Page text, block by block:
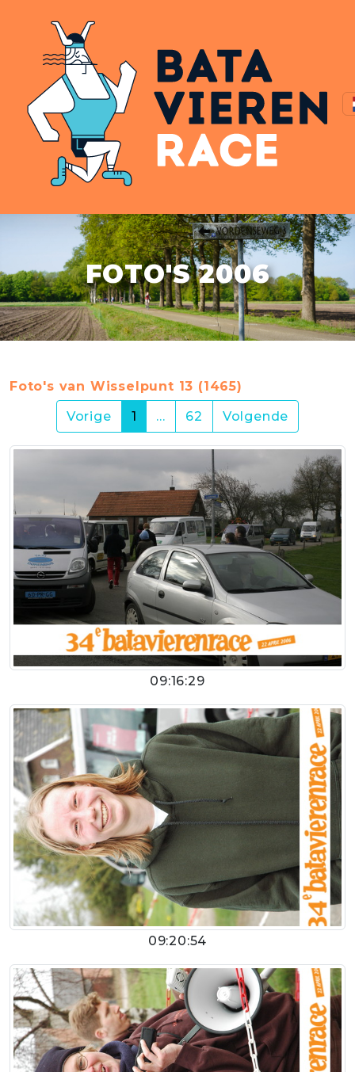
FOTO'S 2006
Foto's van Wisselpunt 13 (1465)
Vorige
1 (current)
… 62 Volgende
09:16:29
09:20:54